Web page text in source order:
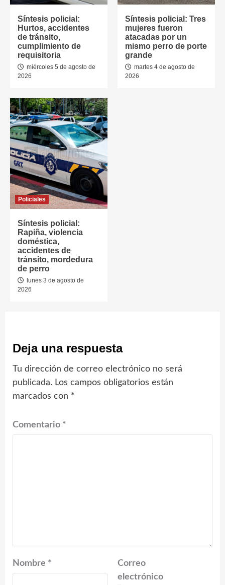
Síntesis policial:
Hurtos, accidentes
de tránsito,
cumplimiento de
requisitoria
miércoles 5 de agosto de
2026
Síntesis policial: Tres
mujeres fueron
atacadas por un
mismo perro de porte
grande
martes 4 de agosto de
2026
Policiales
Síntesis policial:
Rapiña, violencia
doméstica,
accidentes de
tránsito, mordedura
de perro
lunes 3 de agosto de
2026
Deja una respuesta
Tu dirección de correo electrónico no será
publicada. Los campos obligatorios están
marcados con *
Comentario *
Nombre *
Correo
electrónico